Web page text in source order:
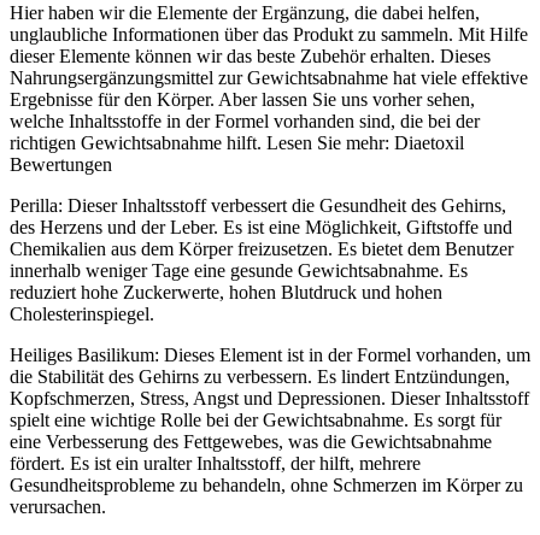
Hier haben wir die Elemente der Ergänzung, die dabei helfen,
unglaubliche Informationen über das Produkt zu sammeln. Mit Hilfe
dieser Elemente können wir das beste Zubehör erhalten. Dieses
Nahrungsergänzungsmittel zur Gewichtsabnahme hat viele effektive
Ergebnisse für den Körper. Aber lassen Sie uns vorher sehen,
welche Inhaltsstoffe in der Formel vorhanden sind, die bei der
richtigen Gewichtsabnahme hilft. Lesen Sie mehr: Diaetoxil
Bewertungen
Perilla: Dieser Inhaltsstoff verbessert die Gesundheit des Gehirns,
des Herzens und der Leber. Es ist eine Möglichkeit, Giftstoffe und
Chemikalien aus dem Körper freizusetzen. Es bietet dem Benutzer
innerhalb weniger Tage eine gesunde Gewichtsabnahme. Es
reduziert hohe Zuckerwerte, hohen Blutdruck und hohen
Cholesterinspiegel.
Heiliges Basilikum: Dieses Element ist in der Formel vorhanden, um
die Stabilität des Gehirns zu verbessern. Es lindert Entzündungen,
Kopfschmerzen, Stress, Angst und Depressionen. Dieser Inhaltsstoff
spielt eine wichtige Rolle bei der Gewichtsabnahme. Es sorgt für
eine Verbesserung des Fettgewebes, was die Gewichtsabnahme
fördert. Es ist ein uralter Inhaltsstoff, der hilft, mehrere
Gesundheitsprobleme zu behandeln, ohne Schmerzen im Körper zu
verursachen.